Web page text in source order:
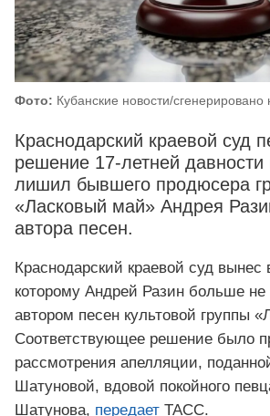
Фото: Кубанские новости/
Краснодарский краевой суд
решение 17-летней
лишил бывшего продюсера
«Ласковый май» Андрея
автора песен.
Краснодарский краевой суд вынес
которому Андрей Разин больше не
автором песен культовой группы
Соответствующее решение было
рассмотрения апелляции,
Шатуновой, вдовой покойного
Шатунова, передает ТАСС.